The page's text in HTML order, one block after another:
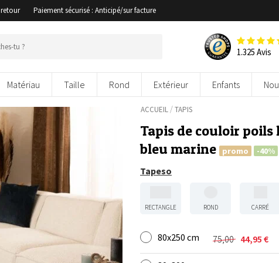
Paiement sécurisé : Anticipé/sur facture
1.325 Avis
Matériau Taille Rond Extérieur Enfants
ACCUEIL/TAPIS
Tapis de couloir poils
bleu marine
promo -40%
Tapeso
RECTANGLE ROND CARRÉ
80x250 cm 75,00
Le
prix
44,95 €
Le
prix